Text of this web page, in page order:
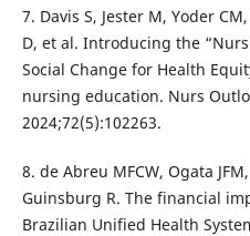
7. Davis S, Jester M, Yoder
D, et al. Introducing the
Social Change for Health
nursing education. Nurs
2024;72(5):102263.
8. de Abreu MFCW, Ogata
Guinsburg R. The financial
Brazilian Unified Health